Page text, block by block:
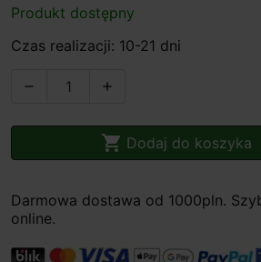
Produkt dostępny
Czas realizacji: 10-21 dni
 
 Dodaj do koszyka
Darmowa dostawa od 1000pln.
online.